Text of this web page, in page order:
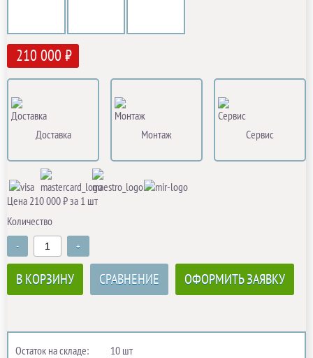
210 000 ₽
Доставка Монтаж Сервис
Цена 210 000 ₽ за 1 шт
Количество
- +
В КОРЗИНУ СРАВНЕНИЕ ОФОРМИТЬ ЗАЯВКУ
Остаток на складе:
10 шт